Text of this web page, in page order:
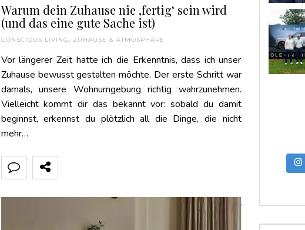
Warum dein Zuhause nie ‚fertig‘ sein wird
(und das eine gute Sache ist)
CONSCIOUS LIVING, ZUHAUSE & ATMOSPHÄRE
Vor längerer Zeit hatte ich die Erkenntnis, dass ich unser
Zuhause bewusst gestalten möchte. Der erste Schritt war
damals, unsere Wohnumgebung richtig wahrzunehmen.
Vielleicht kommt dir das bekannt vor: sobald du damit
beginnst, erkennst du plötzlich all die Dinge, die nicht
mehr…